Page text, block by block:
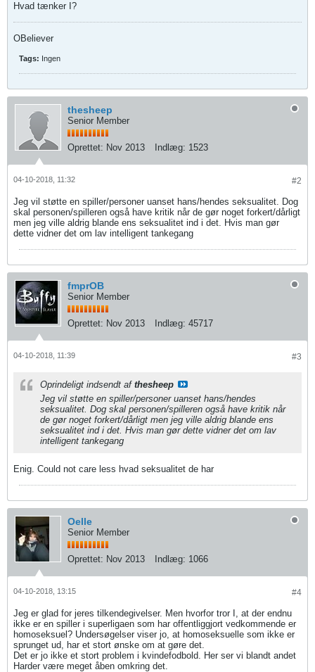
Hvad tænker I?
OBeliever
Tags: Ingen
thesheep
Senior Member
Oprettet: Nov 2013 Indlæg: 1523
#2
04-10-2018, 11:32
Jeg vil støtte en spiller/personer uanset hans/hendes seksualitet. Dog
skal personen/spilleren også have kritik når de gør noget forkert/dårligt
men jeg ville aldrig blande ens seksualitet ind i det. Hvis man gør
dette vidner det om lav intelligent tankegang
fmprOB
Senior Member
Oprettet: Nov 2013 Indlæg: 45717
#3
04-10-2018, 11:39
Oprindeligt indsendt af thesheep
Jeg vil støtte en spiller/personer uanset hans/hendes
seksualitet. Dog skal personen/spilleren også have kritik når
de gør noget forkert/dårligt men jeg ville aldrig blande ens
seksualitet ind i det. Hvis man gør dette vidner det om lav
intelligent tankegang
Enig. Could not care less hvad seksualitet de har
Oelle
Senior Member
Oprettet: Nov 2013 Indlæg: 1066
#4
04-10-2018, 13:15
Jeg er glad for jeres tilkendegivelser. Men hvorfor tror I, at der endnu
ikke er en spiller i superligaen som har offentliggjort vedkommende er
homoseksuel? Undersøgelser viser jo, at homoseksuelle som ikke er
sprunget ud, har et stort ønske om at gøre det.
Det er jo ikke et stort problem i kvindefodbold. Her ser vi blandt andet
Harder være meget åben omkring det.